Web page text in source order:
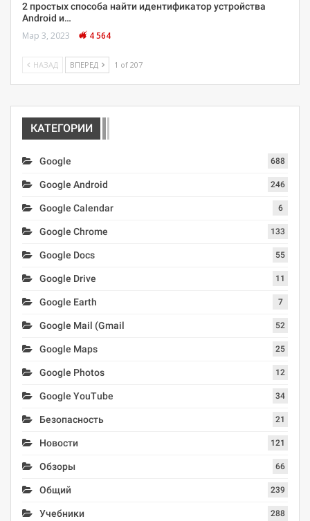
2 простых способа найти идентификатор устройства
Android и…
Мар 3, 2023 4 564
НАЗАД ВПЕРЕД 1 of 207
КАТЕГОРИИ
Google 688
Google Android 246
Google Calendar 6
Google Chrome 133
Google Docs 55
Google Drive 11
Google Earth 7
Google Mail (Gmail 52
Google Maps 25
Google Photos 12
Google YouTube 34
Безопасность 21
Новости 121
Обзоры 66
Общий 239
Учебники 288